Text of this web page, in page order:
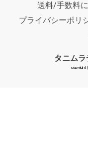
送料/手数料
プライバシーポリ
タニムラ
copyright